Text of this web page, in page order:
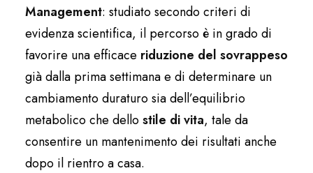
Management: studiato secondo criteri di
evidenza scientifica, il percorso è in grado di
favorire una efficace riduzione del sovrappeso
già dalla prima settimana e di determinare un
cambiamento duraturo sia dell’equilibrio
metabolico che dellostile di vita, tale da
consentire un mantenimento dei risultati anche
dopo il rientro a casa.